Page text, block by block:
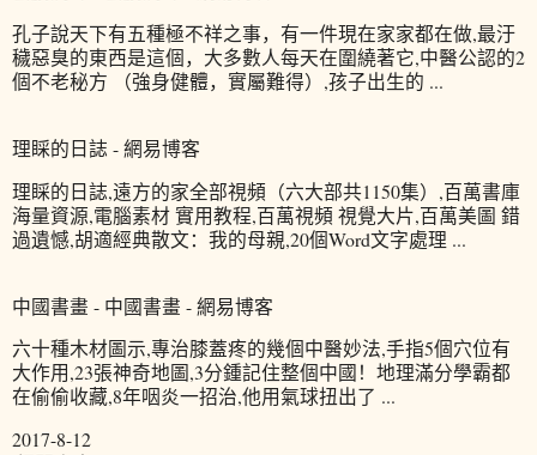
孔子說天下有五種極不祥之事，有一件現在家家都在做,最汙
穢惡臭的東西是這個，大多數人每天在圍繞著它,中醫公認的2
個不老秘方 （強身健體，實屬難得）,孩子出生的 ...
理睬的日誌 - 網易博客
理睬的日誌,遠方的家全部視頻（六大部共1150集）,百萬書庫
海量資源,電腦素材 實用教程,百萬視頻 視覺大片,百萬美圖 錯
過遺憾,胡適經典散文：我的母親,20個Word文字處理 ...
中國書畫 - 中國書畫 - 網易博客
六十種木材圖示,專治膝蓋疼的幾個中醫妙法,手指5個穴位有
大作用,23張神奇地圖,3分鍾記住整個中國！地理滿分學霸都
在偷偷收藏,8年咽炎一招治,他用氣球扭出了 ...
2017-8-12